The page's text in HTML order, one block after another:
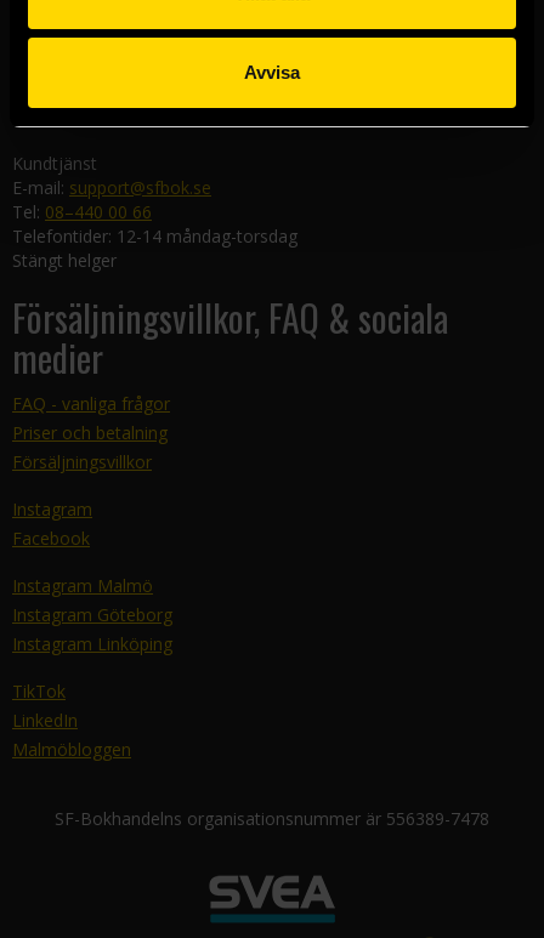
Avvisa
582 19 Linköping
Kundtjänst
E-mail: support@sfbok.se
Tel: 08–440 00 66
Telefontider: 12-14 måndag-torsdag
Stängt helger
Försäljningsvillkor, FAQ & sociala
medier
FAQ - vanliga frågor
Priser och betalning
Försäljningsvillkor
Instagram
Facebook
Instagram Malmö
Instagram Göteborg
Instagram Linköping
TikTok
LinkedIn
Malmöbloggen
SF-Bokhandelns organisationsnummer är 556389-7478